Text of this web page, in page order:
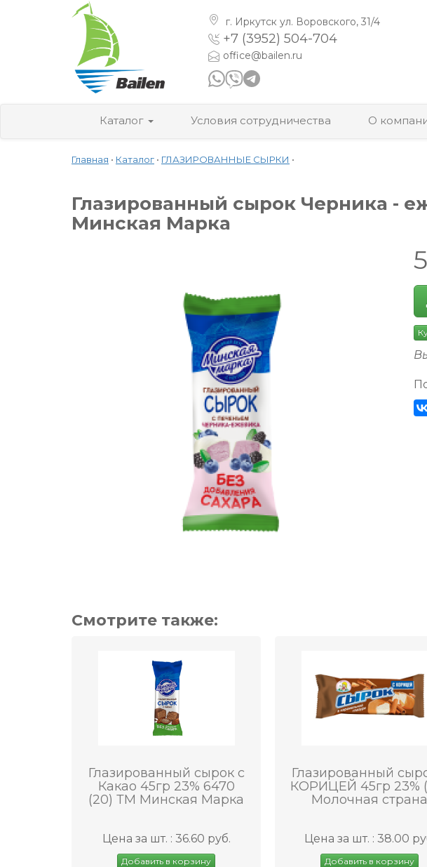
г. Иркутск ул. Воровского, 31/4
+7 (3952) 504-704
office@bailen.ru
Каталог Условия сотрудничества О
Главная • Каталог • ГЛАЗИРОВАННЫЕ СЫРКИ •
Глазированный сырок Черника -
Минская Марка
Смотрите также:
Глазированный сырок с
Какао 45гр 23% 6470
(20) ТМ Минская Марка
Цена за шт. : 36.60 руб.
Добавить в корзину
Глазированный
КОРИЦЕЙ 45гр 23%
Молочная страна
Цена за шт. : 38.00
Добавить в корзину